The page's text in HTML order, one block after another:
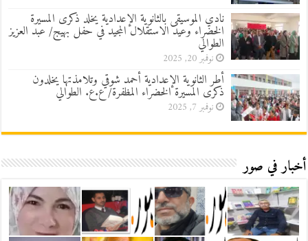
نادي الموسيقى بالثانوية الإعدادية يخلد ذكرى المسيرة
الخضراء وعيد الاستقلال المجيد في حفل بهيج/ عبد العزيز
الطوالي
نوفمبر 20, 2025
أطر الثانوية الإعدادية أحمد شوقي وتلامذتها يخلدون
ذكرى المسيرة الخضراء المظفرة/ ع.ع. الطوالي
نوفمبر 7, 2025
أخبار في صور